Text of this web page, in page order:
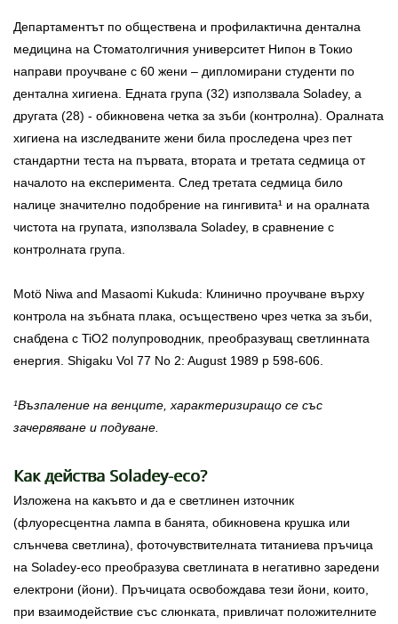
Департаментът по обществена и профилактична дентална
медицина на Стоматолгичния университет Нипон в Токио
направи проучване с 60 жени – дипломирани студенти по
дентална хигиена. Едната група (32) използвала Soladey, а
другата (28) - обикновена четка за зъби (контролна). Оралната
хигиена на изследваните жени била проследена чрез пет
стандартни теста на първата, втората и третата седмица от
началото на експеримента. След третата седмица било
налице значително подобрение на гингивита¹ и на оралната
чистота на групата, използвала Soladey, в сравнение с
контролната група.
Motö Niwa and Masaomi Kukuda: Клинично проучване върху
контрола на зъбната плака, осъществено чрез четка за зъби,
снабдена с TiO2 полупроводник, преобразуващ светлинната
енергия. Shigaku Vol 77 No 2: August 1989 p 598-606.
¹Възпаление на венците, характеризиращо се със
зачервяване и подуване.
Как действа Soladey-eco?
Изложена на какъвто и да е светлинен източник
(флуоресцентна лампа в банята, обикновена крушка или
слънчева светлина), фоточувствителната титаниева пръчица
на Soladey-eco преобразува светлината в негативно заредени
електрони (йони). Пръчицата освобождава тези йони, които,
при взаимодействие със слюнката, привличат положителните